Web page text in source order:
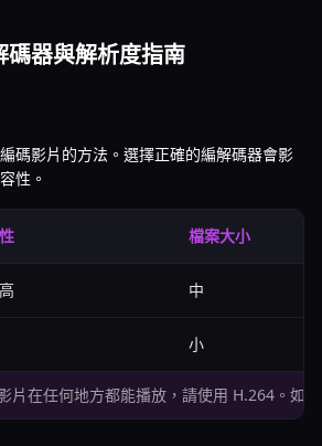
碼器與解析度指南
碼影片的方法。選擇正確的編解碼器會影
性。
檔案大小
中
小
片在任何地方都能播放，請使用 H.264。如